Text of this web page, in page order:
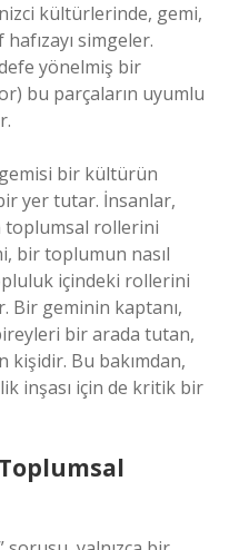
kültürlerinde, gemi,
simgeler.
yönelmiş bir
bu parçaların uyumlu
gemisi bir kültürün
yer tutar. İnsanlar,
toplumsal rollerini
bir toplumun nasıl
içindeki rollerini
Bir geminin kaptanı,
bir arada tutan,
Bu bakımdan,
inşası için de kritik bir